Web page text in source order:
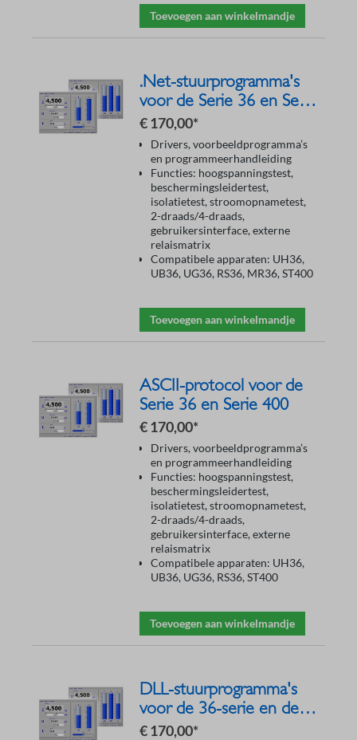
Toevoegen aan winkelmandje
.Net-stuurprogramma's
voor de Serie 36 en Serie
400
€ 170,00*
Drivers, voorbeeldprogramma’s
en programmeerhandleiding
Functies: hoogspanningstest,
beschermingsleidertest,
isolatietest, stroomopnametest,
2-draads/4-draads,
gebruikersinterface, externe
relaismatrix
Compatibele apparaten: UH36,
UB36, UG36, RS36, MR36, ST400
Toevoegen aan winkelmandje
ASCII-protocol voor de
Serie 36 en Serie 400
€ 170,00*
Drivers, voorbeeldprogramma’s
en programmeerhandleiding
Functies: hoogspanningstest,
beschermingsleidertest,
isolatietest, stroomopnametest,
2-draads/4-draads,
gebruikersinterface, externe
relaismatrix
Compatibele apparaten: UH36,
UB36, UG36, RS36, ST400
Toevoegen aan winkelmandje
DLL-stuurprogramma's
voor de 36-serie en de
400-serie
€ 170,00*